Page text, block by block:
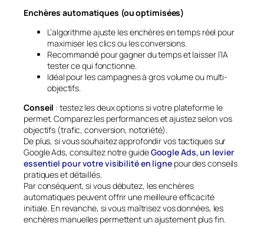
Enchères automatiques (ou optimisées)
L’algorithme ajuste les enchères en temps réel pour
maximiser les clics ou les conversions.
Recommandé pour gagner du temps et laisser l’IA
tester ce qui fonctionne.
Idéal pour les campagnes à gros volume ou multi-
objectifs.
Conseil : testez les deux options si votre plateforme le
permet. Comparez les performances et ajustez selon vos
objectifs (trafic, conversion, notoriété).
De plus, si vous souhaitez approfondir vos tactiques sur
Google Ads, consultez notre guideGoogle Ads, un levier
essentiel pour votre visibilité en ligne pour des conseils
pratiques et détaillés.
Par conséquent, si vous débutez, les enchères
automatiques peuvent offrir une meilleure efficacité
initiale. En revanche, si vous maîtrisez vos données, les
enchères manuelles permettent un ajustement plus fin.